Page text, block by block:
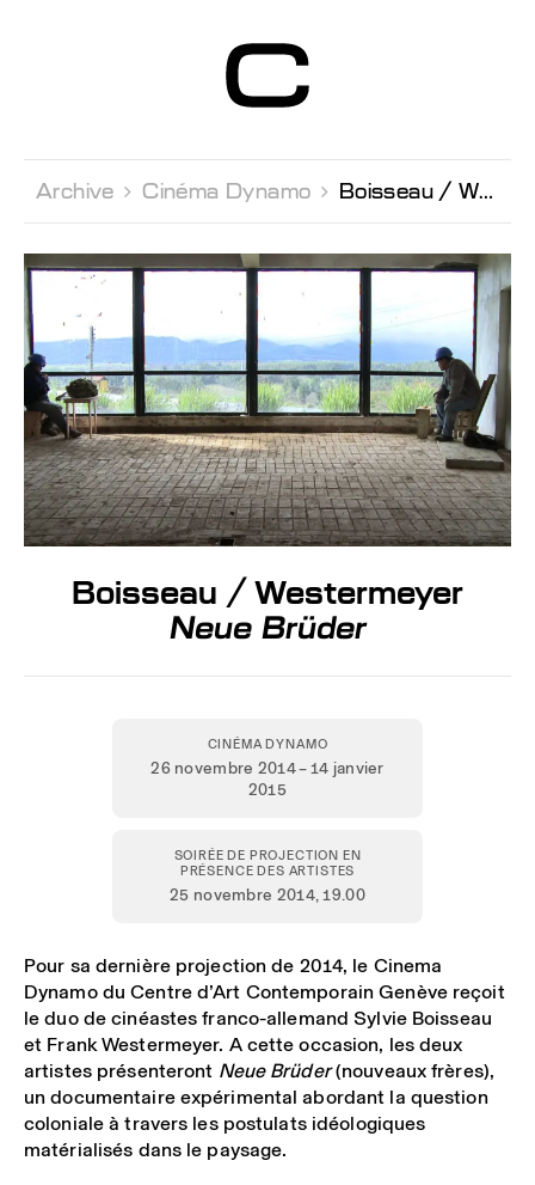
Contemporain
Genève
Archive  Cinéma Dynamo  Boisseau / Westermeyer
Boisseau / Westermeyer
Neue Brüder
CINÉMA DYNAMO
26 novembre 2014 – 14 janvier
2015
SOIRÉE DE PROJECTION EN
PRÉSENCE DES ARTISTES
25 novembre 2014, 19.00
Pour sa dernière projection de 2014, le Cinema
Dynamo du Centre d’Art Contemporain Genève reçoit
le duo de cinéastes franco-allemand Sylvie Boisseau
et Frank Westermeyer. A cette occasion, les deux
artistes présenteront Neue Brüder(nouveaux frères),
un documentaire expérimental abordant la question
coloniale à travers les postulats idéologiques
matérialisés dans le paysage.